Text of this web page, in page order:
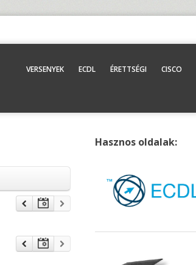
VERSENYEK ECDL ÉRETTSÉGI CISCO
Hasznos oldalak: